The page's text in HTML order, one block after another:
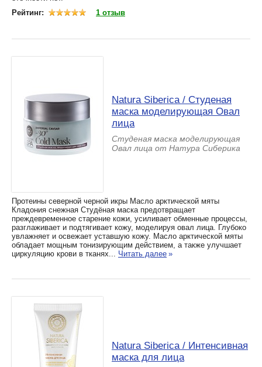
Рейтинг:
1 отзыв
Natura Siberica / Студеная
маска моделирующая Овал
лица
Студеная маска моделирующая
Овал лица от Натура Сиберика
Протеины северной черной икры Масло арктической мяты
Кладония снежная Студёная маска предотвращает
преждевременное старение кожи, усиливает обменные процессы,
разглаживает и подтягивает кожу, моделируя овал лица. Глубоко
увлажняет и освежает уставшую кожу. Масло арктической мяты
обладает мощным тонизирующим действием, а также улучшает
циркуляцию крови в тканях... Читать далее »
Natura Siberica / Интенсивная
маска для лица